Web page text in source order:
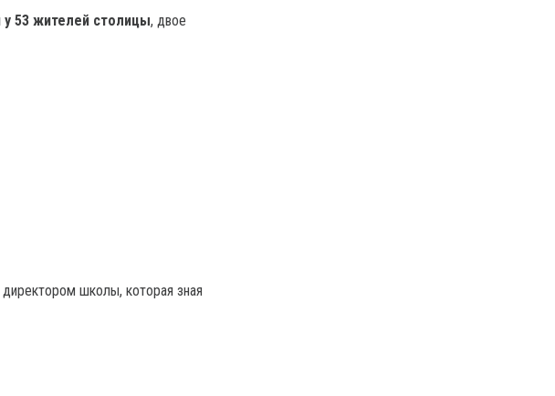
у 53 жителей столицы, двое
школы, которая зная